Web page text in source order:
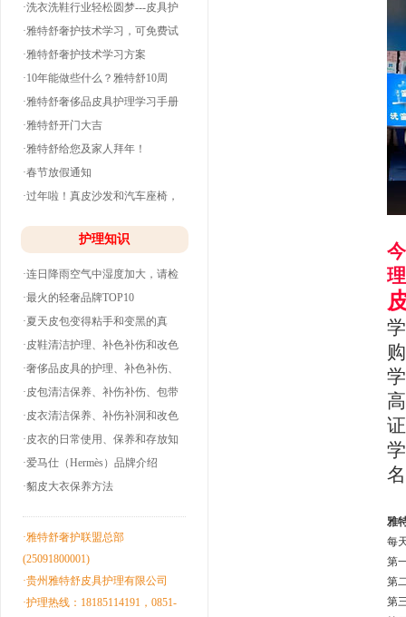
家
·洗衣洗鞋行业轻松圆梦---皮具护
理
·雅特舒奢护技术学习，可免费试
学并分期付款
·雅特舒奢护技术学习方案
·10年能做些什么？雅特舒10周
年。
·雅特舒奢侈品皮具护理学习手册
·雅特舒开门大吉
·雅特舒给您及家人拜年！
·春节放假通知
·过年啦！真皮沙发和汽车座椅，
护理知识
·连日降雨空气中湿度加大，请检
查下你的皮衣
·最火的轻奢品牌TOP10
·夏天皮包变得粘手和变黑的真
相！
·皮鞋清洁护理、补色补伤和改色
翻新！
·奢侈品皮具的护理、补色补伤、
包带油边和翻
·皮包清洁保养、补伤补伤、包带
洞边和改色翻
·皮衣清洁保养、补伤补洞和改色
翻新！
·皮衣的日常使用、保养和存放知
识！
·爱马仕（Hermès）品牌介绍
·貂皮大衣保养方法
·雅特舒奢护联盟总部
(25091800001)
·贵州雅特舒皮具护理有限公司
·护理热线：18185114191，0851-
雅
每
第
第
第